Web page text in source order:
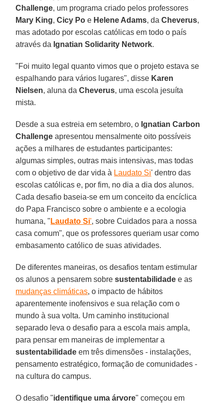
Challenge, um programa criado pelos professores
Mary King,Cicy Po e Helene Adams, daCheverus,
mas adotado por escolas católicas em todo o país
através da Ignatian Solidarity Network.
"Foi muito legal quanto vimos que o projeto estava se
espalhando para vários lugares", disse Karen
Nielsen, aluna daCheverus, uma escola jesuíta
mista.
Desde a sua estreia em setembro, o Ignatian Carbon
Challenge apresentou mensalmente oito possíveis
ações a milhares de estudantes participantes:
algumas simples, outras mais intensivas, mas todas
com o objetivo de dar vida à Laudato Si' dentro das
escolas católicas e, por fim, no dia a dia dos alunos.
Cada desafio baseia-se em um conceito da encíclica
do Papa Francisco sobre o ambiente e a ecologia
humana, " Laudato Si', sobre Cuidados para a nossa
casa comum", que os professores queriam usar como
embasamento católico de suas atividades.
De diferentes maneiras, os desafios tentam estimular
os alunos a pensarem sobresustentabilidade e as
mudanças climáticas, o impacto de hábitos
aparentemente inofensivos e sua relação com o
mundo à sua volta. Um caminho institucional
separado leva o desafio para a escola mais ampla,
para pensar em maneiras de implementar a
sustentabilidade em três dimensões - instalações,
pensamento estratégico, formação de comunidades -
na cultura do campus.
O desafio "identifique uma árvore" começou em